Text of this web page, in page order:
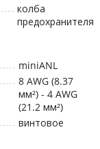
колба
предохранителя
miniANL
8 AWG (8.37
мм²) - 4 AWG
(21.2 мм²)
винтовое